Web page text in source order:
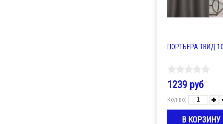
ПОРТЬЕРА ТВИД
1239 руб
Кол-во: